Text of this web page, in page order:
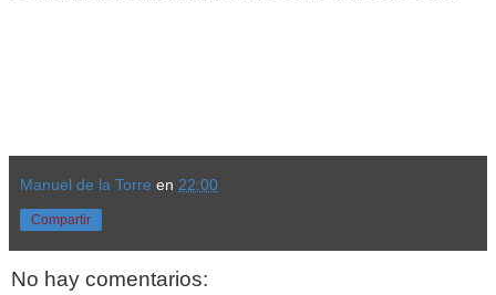
Manuel de la Torre en 22:00
Compartir
No hay comentarios: